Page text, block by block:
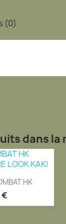
(0)
dans la
HK
€